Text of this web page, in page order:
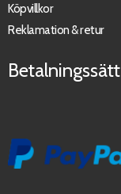
Köpvillkor
Reklamation & retur
Betalningssätt